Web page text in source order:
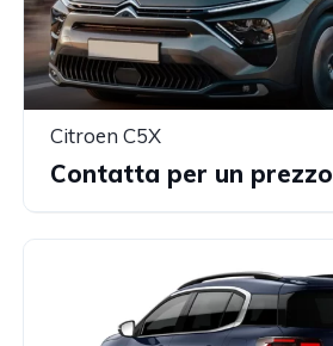
Citroen C5X
Contatta per un prezzo